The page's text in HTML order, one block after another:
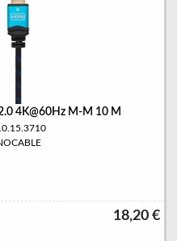
4K@60Hz M-M 10 M
18,20 €